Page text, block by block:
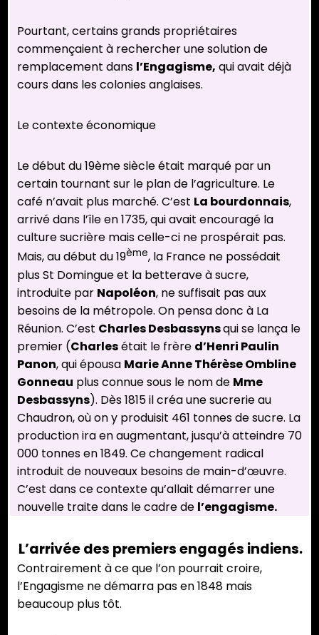
Pourtant, certains grands propriétaires
commençaient à rechercher une solution de
remplacement dans l’Engagisme, qui avait déjà
cours dans les colonies anglaises.
Le contexte économique
Le début du 19ème siècle était marqué par un
certain tournant sur le plan de l’agriculture. Le
café n’avait plus marché. C’est La bourdonnais,
arrivé dans l’île en 1735, qui avait encouragé la
culture sucrière mais celle-ci ne prospérait pas.
Mais, au début du 19ème, la France ne possédait
plus St Domingue et la betterave à sucre,
introduite par Napoléon, ne suffisait pas aux
besoins de la métropole. On pensa donc à La
Réunion. C’est Charles Desbassynsqui se lança le
premier (Charlesétait le frère d’Henri Paulin
Panon, qui épousa Marie Anne Thérèse Ombline
Gonneau plus connue sous le nom de Mme
Desbassyns). Dès 1815 il créa une sucrerie au
Chaudron, où on y produisit 461 tonnes de sucre. La
production ira en augmentant, jusqu’à atteindre 70
000 tonnes en 1849. Ce changement radical
introduit de nouveaux besoins de main-d’œuvre.
C’est dans ce contexte qu’allait démarrer une
nouvelle traite dans le cadre de l’engagisme.
L’arrivée des premiers engagés indiens.
Contrairement à ce que l’on pourrait croire,
l’Engagisme ne démarra pas en 1848 mais
beaucoup plus tôt.